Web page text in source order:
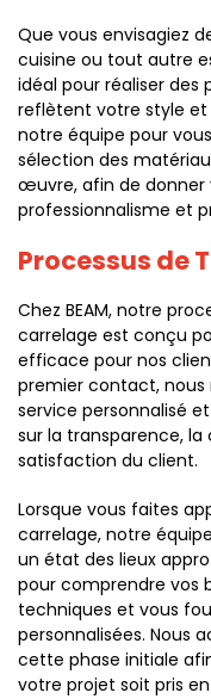
Que vous envisagiez
cuisine ou tout autre
idéal pour réaliser des
reflètent votre style et
notre équipe pour
sélection des
œuvre, afin de donner
professionnalisme et
Processus de
Chez BEAM, notre
carrelage est conçu
efficace pour nos
premier contact, nous
service personnalisé
sur la transparence,
satisfaction du client.
Lorsque vous faites
carrelage, notre
un état des lieux
pour comprendre vos
techniques et vous
personnalisées. Nous
cette phase initiale
votre projet soit pris